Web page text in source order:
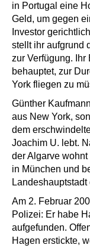
in Portugal eine
Geld, um gegen
Investor
stellt ihr aufgrund
zur Verfügung.
behauptet, zur
York fliegen zu
Günther
aus New York,
dem
Joachim U. lebt.
der Algarve
in München und
Landeshauptstadt
Am 2. Februar
Polizei: Er habe
aufgefunden.
Hagen erstickte,